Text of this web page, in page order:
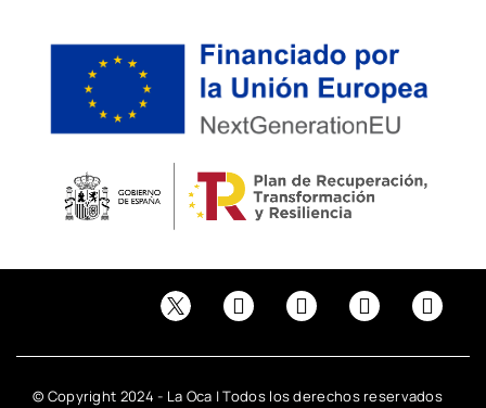
© Copyright 2024 - La Oca | Todos los derechos reservados